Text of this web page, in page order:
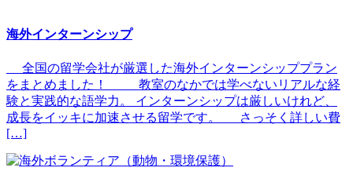
海外インターンシップ
全国の留学会社が厳選した海外インターンシッププラン
をまとめました！ 教室のなかでは学べないリアルな経
験と実践的な語学力。 インターンシップは厳しいけれど、
成長をイッキに加速させる留学です。 さっそく詳しい費
[…]